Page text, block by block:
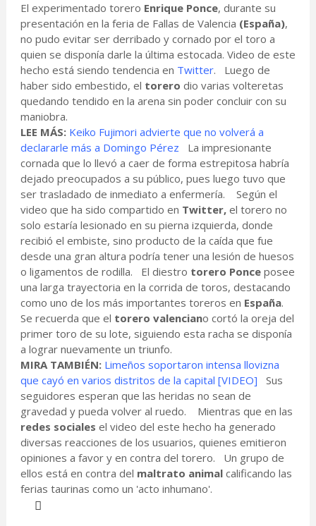
El experimentado torero Enrique Ponce, durante su
presentación en la feria de Fallas de Valencia (España),
no pudo evitar ser derribado y cornado por el toro a
quien se disponía darle la última estocada. Video de este
hecho está siendo tendencia en Twitter. Luego de
haber sido embestido, el torero dio varias volteretas
quedando tendido en la arena sin poder concluir con su
maniobra.
LEE MÁS: Keiko Fujimori advierte que no volverá a
declararle más a Domingo Pérez La impresionante
cornada que lo llevó a caer de forma estrepitosa habría
dejado preocupados a su público, pues luego tuvo que
ser trasladado de inmediato a enfermería. Según el
video que ha sido compartido en Twitter,el torero no
solo estaría lesionado en su pierna izquierda, donde
recibió el embiste, sino producto de la caída que fue
desde una gran altura podría tener una lesión de huesos
o ligamentos de rodilla. El diestro torero Ponce posee
una larga trayectoria en la corrida de toros, destacando
como uno de los más importantes toreros en España.
Se recuerda que el torero valenciano cortó la oreja del
primer toro de su lote, siguiendo esta racha se disponía
a lograr nuevamente un triunfo.
MIRA TAMBIÉN: Limeños soportaron intensa llovizna
que cayó en varios distritos de la capital [VIDEO] Sus
seguidores esperan que las heridas no sean de
gravedad y pueda volver al ruedo. Mientras que en las
redes sociales el video del este hecho ha generado
diversas reacciones de los usuarios, quienes emitieron
opiniones a favor y en contra del torero. Un grupo de
ellos está en contra del maltrato animal calificando las
ferias taurinas como un 'acto inhumano'.